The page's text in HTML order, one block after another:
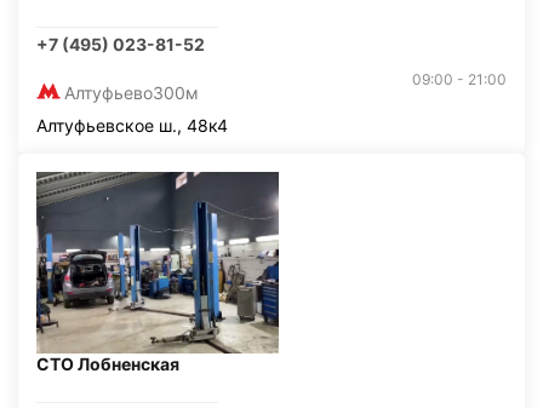
+7 (495) 023-81-52
Алтуфьево300м
09:00 - 21:00
Алтуфьевское ш., 48к4
СТО Лобненская